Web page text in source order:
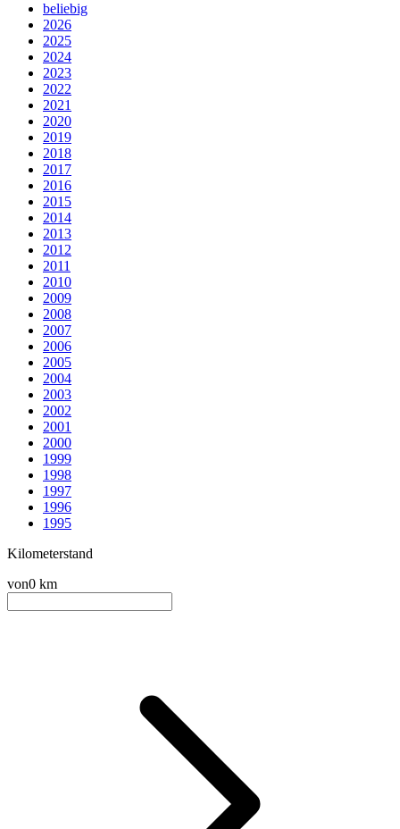
beliebig
2026
2025
2024
2023
2022
2021
2020
2019
2018
2017
2016
2015
2014
2013
2012
2011
2010
2009
2008
2007
2006
2005
2004
2003
2002
2001
2000
1999
1998
1997
1996
1995
Kilometerstand
von0 km